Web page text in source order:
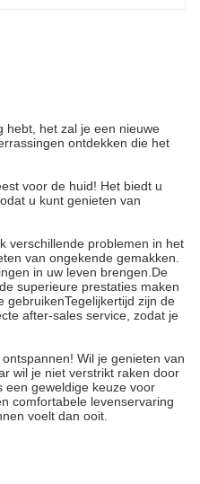
hebt, het zal je een nieuwe
ontdekken die het
voor de huid! Het biedt u
u kunt genieten van
verschillende problemen in het
van ongekende gemakken.
in uw leven brengen.De
superieure prestaties maken
gebruikenTegelijkertijd zijn de
after-sales service, zodat je
Wil je genieten van
wil je niet verstrikt raken door
een geweldige keuze voor
comfortabele levenservaring
voelt dan ooit.